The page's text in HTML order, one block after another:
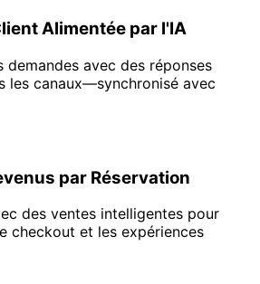
Alimentée par l'IA
demandes avec des réponses
les canaux—synchronisé avec
par Réservation
des ventes intelligentes pour
checkout et les expériences